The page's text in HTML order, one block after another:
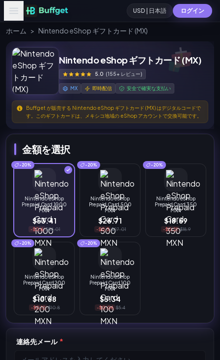
USD | 日本語 ログイン
ホーム > Nintendo eShop ギフトカード (MX)
Nintendo eShop ギフトカード (MX)
5.0 (155+ レビュー)
MX 即時配信 安全で確実な支払い
Buffget が販売する Nintendo eShop ギフトカード (MX) はデジタルコードで
す。このギフトカードは、メキシコ地域の eShop アカウントで交換可能です。
金額を選択
-20%
Nintendo eShop
Prepaid Card 1000
MXN
$53.41
-$0.6 $54.01
-20%
Nintendo eShop
Prepaid Card 500
MXN
$26.71
-$0.3 $27.01
-20%
Nintendo eShop
Prepaid Card 350
MXN
$18.69
-$0.21 $18.9
-20%
Nintendo eShop
Prepaid Card 200
MXN
$10.68
-$0.12 $10.8
-20%
Nintendo eShop
Prepaid Card 100
MXN
$5.34
-$0.06 $5.4
連絡先メール *